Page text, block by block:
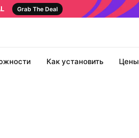
Grab The Deal
Как установить Цены